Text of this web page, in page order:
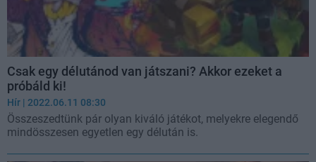
Csak egy délutánod van játszani? Akkor ezeket a
próbáld ki!
Hír | 2022.06.11 08:30
Összeszedtünk pár olyan kiváló játékot, melyekre elegendő
mindösszesen egyetlen egy délután is.